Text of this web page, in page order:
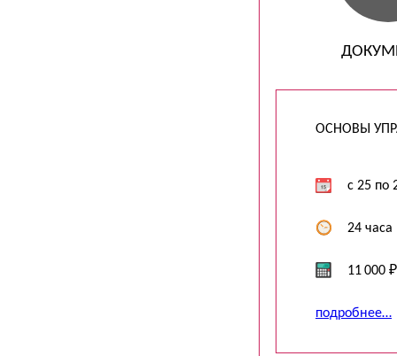
ОСНОВЫ
c 25 по
24 часа
11 000 ₽
подробнее…